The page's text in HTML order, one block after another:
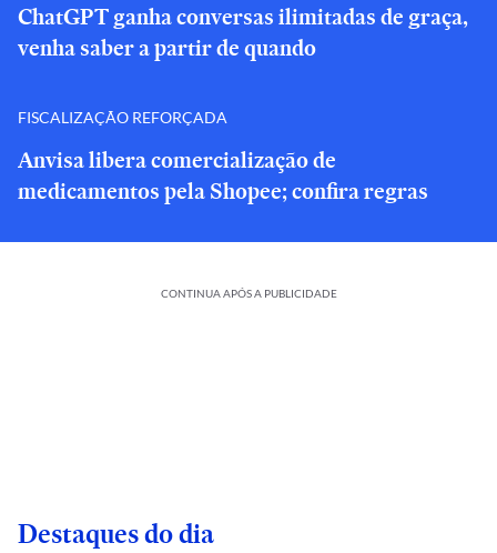
ChatGPT ganha conversas ilimitadas de graça,
venha saber a partir de quando
FISCALIZAÇÃO REFORÇADA
Anvisa libera comercialização de
medicamentos pela Shopee; confira regras
CONTINUA APÓS A PUBLICIDADE
Destaques do dia